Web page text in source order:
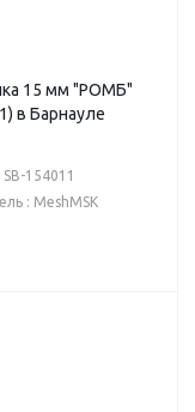
15 мм "РОМБ"
в Барнауле
154011
: MeshMSK